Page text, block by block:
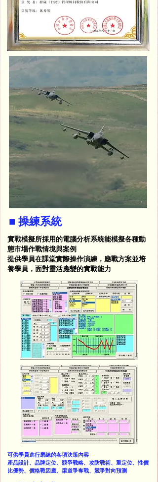
■ 操練系統
實戰模擬所採用的電腦分析系統能模擬各種動
態市場作戰情境與案例
提供學員在課堂實際操作演練，應戰方案並培
養學員，面對靈活應變的實戰能力
可供學員進行磨練的各項決策內容
產品設計、品牌定位、競爭戰略、攻防戰術、重定位、性價
比優勢、價格戰因應、渠道爭奪戰、競爭對向預測